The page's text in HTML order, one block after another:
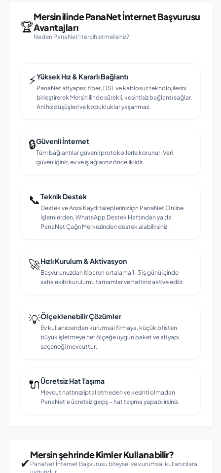
🏆
Mersin ilinde PanaNet İnternet Başvurusu
Avantajları
Neden PanaNet'i tercih etmelisiniz?
⚡Yüksek Hız & Kararlı Bağlantı
PanaNet altyapısı; fiber, DSL ve kablosuz teknolojilerini
birleştirerek Mersin ilinde sürekli, kesintisiz bağlantı sağlar.
Ani hız düşüşleri ve kopukluklar yaşanmaz.
🔒Güvenli İnternet
Tüm bağlantılar güvenli protokollerle korunur. Veri
güvenliğiniz, ev ve iş ağlarınız önceliklidir.
📞Teknik Destek
Destek ve Arıza Kaydı talepleriniz için PanaNet Online
İşlemlerden, WhatsApp Destek Hattından ya da
PanaNet Çağrı Merkezinden destek alabilirsiniz.
🚀Hızlı Kurulum & Aktivasyon
Başvurunuzdan itibaren ortalama 1–3 iş günü içinde
saha ekibi kurulumu tamamlar ve hattınız aktive edilir.
💡Ölçeklenebilir Çözümler
Ev kullanıcısından kurumsal firmaya, küçük ofisten
büyük işletmeye her ölçeğe uygun paket ve altyapı
seçeneği mevcuttur.
🔌Ücretsiz Hat Taşıma
Mevcut hattınızı iptal etmeden ve kesinti olmadan
PanaNet'e ücretsiz geçiş – hat taşıma yapabilirsiniz.
✔
Mersin şehrinde Kimler Kullanabilir?
PanaNet İnternet Başvurusu bireysel ve kurumsal kullanıcılara